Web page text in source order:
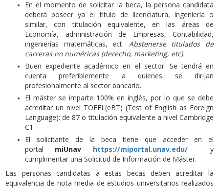
En el momento de solicitar la beca, la persona candidata
deberá poseer ya el título de licenciatura, ingeniería o
similar, con titulación equivalente, en las áreas de
Economía, administración de Empresas, Contabilidad,
ingenierías matemáticas, ect. Abstenerse titulados de
carreras no numéricas (derecho, marketing, etc).
Buen expediente académico en el sector. Se tendrá en
cuenta preferiblemente a quienes se dirijan
profesionalmente al sector bancario.
El máster se imparte 100% en inglés, por lo que se debe
acreditar un nivel TOEFL(eBT) (Test of English as Foreign
Language): de 87 o titulación equivalente a nivel Cambridge
C1.
El solicitante de la beca tiene que acceder en el
portal miUnav https://miportal.unav.edu/
y
cumplimentar una Solicitud de Información de Máster.
Las personas candidatas a estas becas deben acreditar la
equivalencia de nota media de estudios universitarios realizados